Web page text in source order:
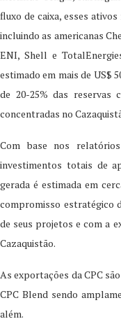
fluxo de caixa, esses
incluindo as americanas
ENI, Shell e
estimado em mais de US$
de 20-25% das reservas
concentradas no
Com base nos
investimentos totais de
gerada é estimada em
compromisso estratégico
de seus projetos e com a
Cazaquistão.
As exportações da CPC
CPC Blend sendo
além.